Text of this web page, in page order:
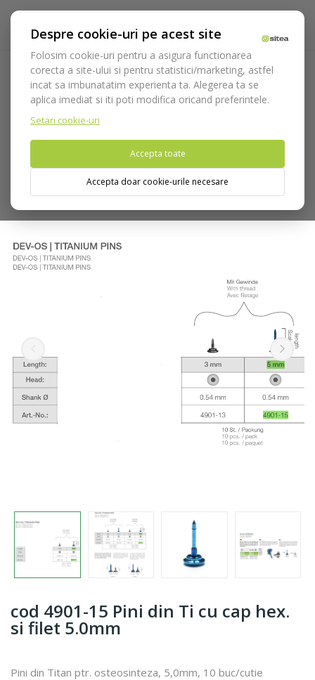
Despre cookie-uri pe acest site
Folosim cookie-uri pentru a asigura functionarea
corecta a site-ului si pentru statistici/marketing, astfel
incat sa imbunatatim experienta ta. Alegerea ta se
aplica imediat si iti poti modifica oricand preferintele.
Setari cookie-uri
Accepta toate
Accepta doar cookie-urile necesare
Acasa Implantologie
Osteosinteza si fire de sutura
Osteosinteza DeveMed
Pini
cod 4901-15 Pini din Ti cu cap
hex. si filet 5.0mm
Nu puteti plasa comenzi din tara din care accesati website-ul
(United States).
cod 4901-15 Pini din Ti cu cap hex.
si filet 5.0mm
Pini din Titan ptr. osteosinteza, 5,0mm, 10 buc/cutie